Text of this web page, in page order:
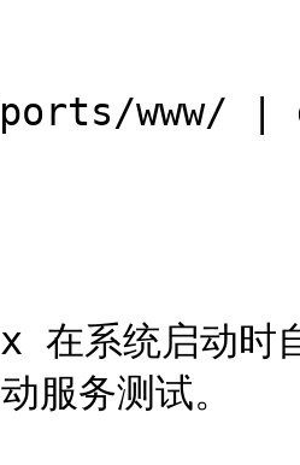
www/ |
在系统启动时
服务测试。